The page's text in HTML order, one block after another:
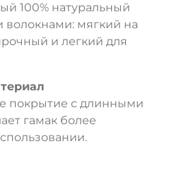
100% натуральный
мягкий на
и легкий для
покрытие с длинными
гамак более